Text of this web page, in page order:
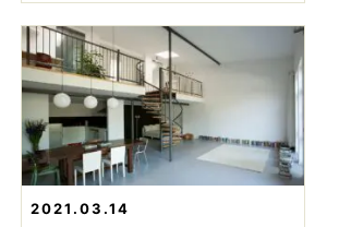
2021.03.14